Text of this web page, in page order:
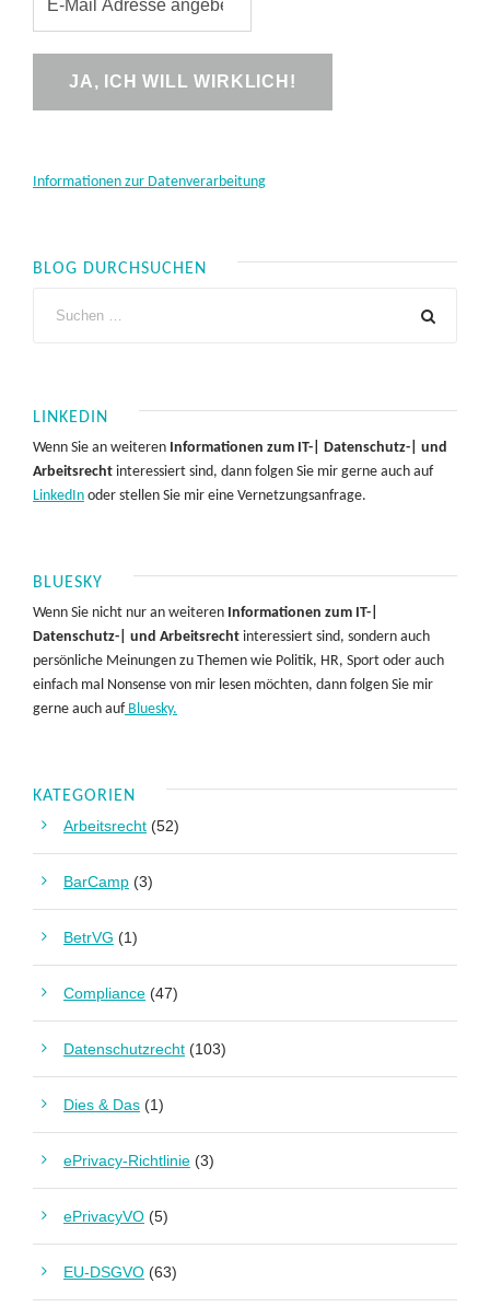
Informationen zur Datenverarbeitung
BLOG DURCHSUCHEN
LINKEDIN
Wenn Sie an weiteren Informationen zum IT-| Datenschutz-| und
Arbeitsrecht interessiert sind, dann folgen Sie mir gerne auch auf
LinkedIn oder stellen Sie mir eine Vernetzungsanfrage.
BLUESKY
Wenn Sie nicht nur an weiteren Informationen zum IT-|
Datenschutz-| und Arbeitsrecht interessiert sind, sondern auch
persönliche Meinungen zu Themen wie Politik, HR, Sport oder auch
einfach mal Nonsense von mir lesen möchten, dann folgen Sie mir
gerne auch aufBluesky.
KATEGORIEN
Arbeitsrecht (52)
BarCamp (3)
BetrVG (1)
Compliance (47)
Datenschutzrecht (103)
Dies & Das (1)
ePrivacy-Richtlinie (3)
ePrivacyVO (5)
EU-DSGVO (63)